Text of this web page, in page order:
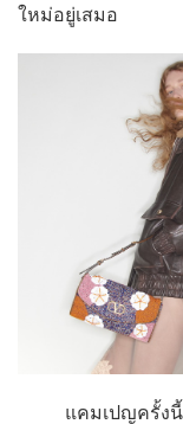
ใหม่อยู่เสมอ
แคมเปญครั้งนี้นำ